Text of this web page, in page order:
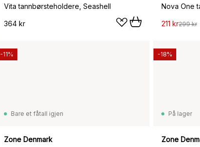
Vita tannbørsteholdere, Seashell
364 kr
Nova One
211 kr299 kr
Bare et fåtall igjen
Zone Denmark
-11%
På lager
Zone
-18%